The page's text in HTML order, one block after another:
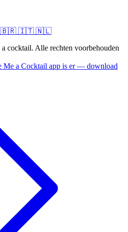
🇧🇷 🇮🇹 🇳🇱
cocktail. Alle rechten voorbehouden
Me a Cocktail app is er — download